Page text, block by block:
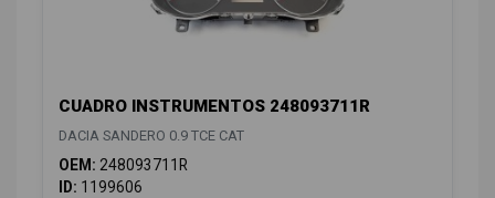
CUADRO INSTRUMENTOS 248093711R
DACIA SANDERO 0.9 TCE CAT
OEM: 248093711R
ID: 1199606